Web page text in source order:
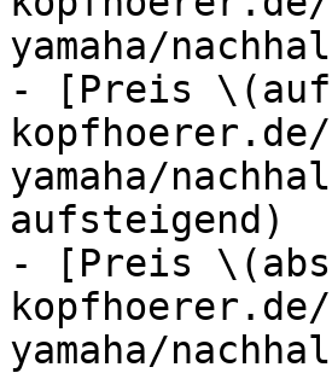
yamaha/
- [Preis
yamaha/
aufsteigend)
- [Preis
yamaha/